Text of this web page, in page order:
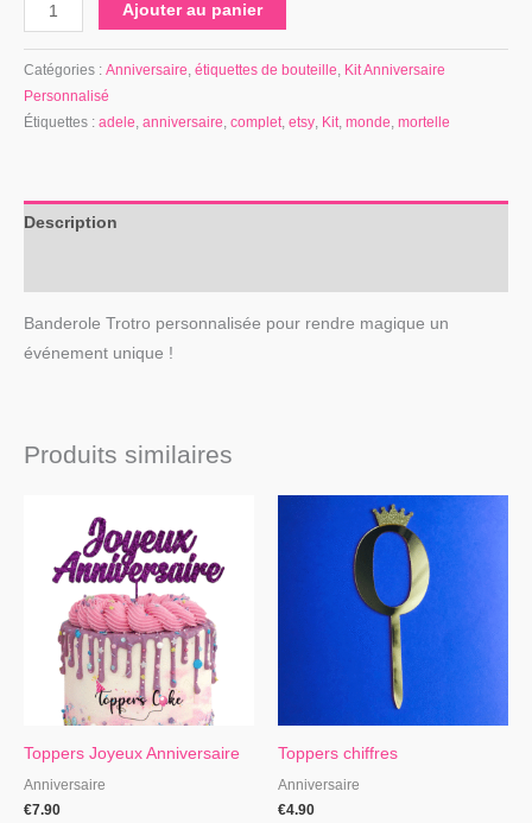
Ajouter au panier
Catégories : Anniversaire, étiquettes de bouteille, Kit Anniversaire
Personnalisé
Étiquettes : adele, anniversaire, complet, etsy, Kit, monde, mortelle
Description
Banderole Trotro personnalisée pour rendre magique un
événement unique !
Produits similaires
Toppers Joyeux Anniversaire
Anniversaire
€7.90
Toppers chiffres
Anniversaire
€4.90